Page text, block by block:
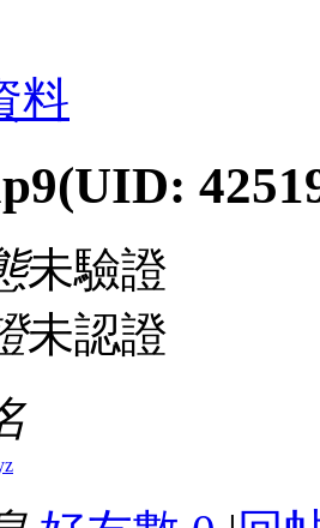
料
(UID:
未驗證
未認證